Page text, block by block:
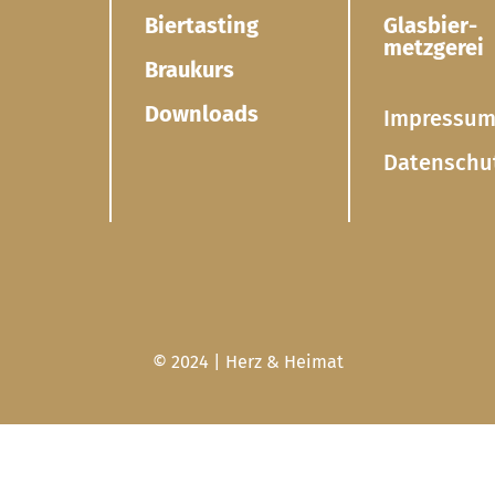
Biertasting
Braukurs
Downloads
Glasbier­
metzgerei
Impressum
© 2024 | Herz & Heimat